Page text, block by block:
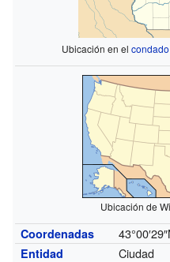
Ubicación en el
Ubicación de
Coordenadas
Entidad
Ciudad